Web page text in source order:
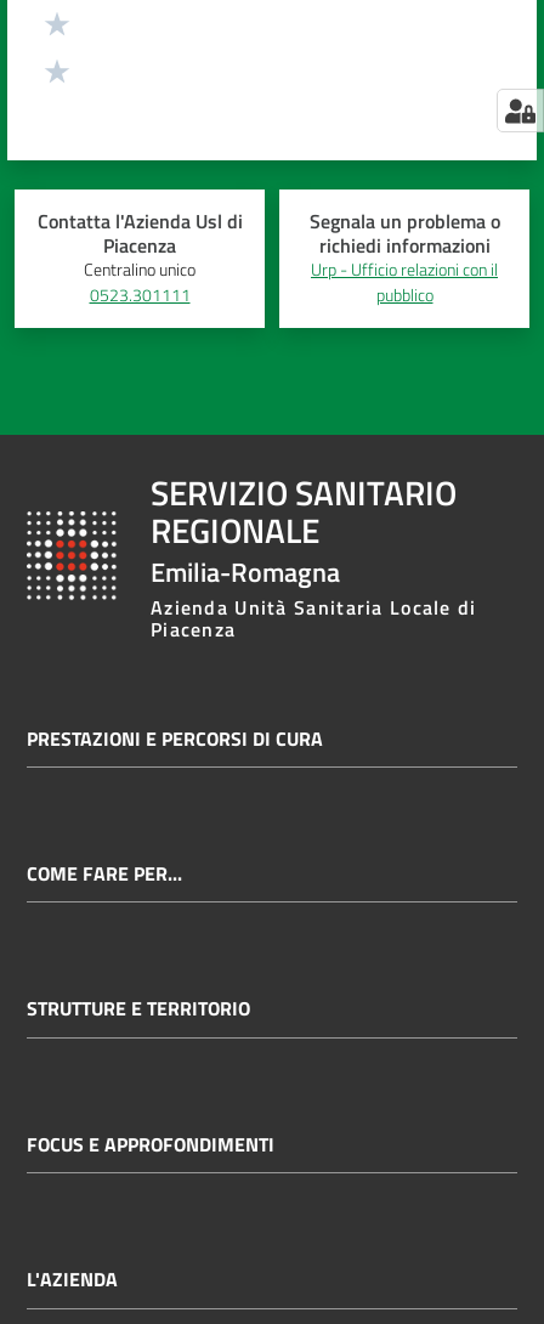
Contatta l'Azienda Usl di
Piacenza
Centralino unico
0523.301111
Segnala un problema o
richiedi informazioni
Urp - Ufficio relazioni con il
pubblico
SERVIZIO SANITARIO
REGIONALE
Emilia-Romagna
Azienda Unità Sanitaria Locale di
Piacenza
PRESTAZIONI E PERCORSI DI CURA
COME FARE PER...
STRUTTURE E TERRITORIO
FOCUS E APPROFONDIMENTI
L'AZIENDA